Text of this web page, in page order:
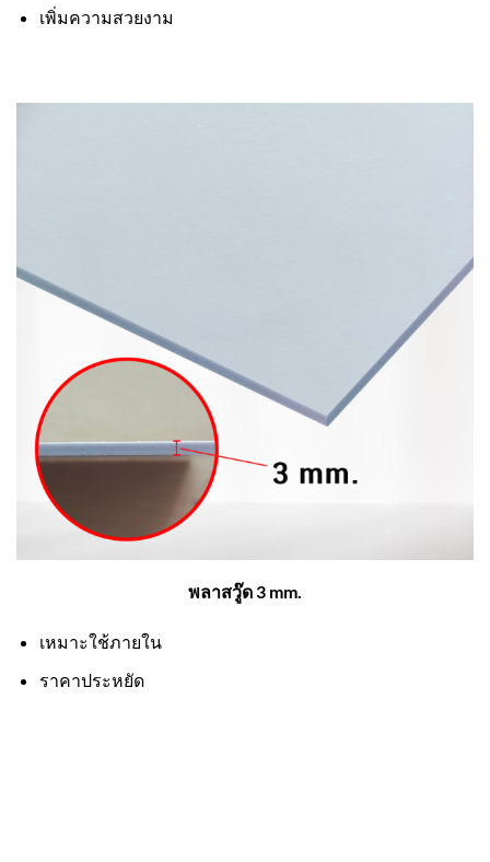
เพิ่มความสวยงาม
พลาสวู๊ด 3 mm.
เหมาะใช้ภายใน
ราคาประหยัด